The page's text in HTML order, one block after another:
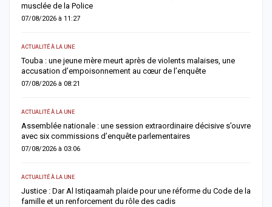
musclée de la Police
07/08/2026 à 11:27
ACTUALITÉ À LA UNE
Touba : une jeune mère meurt après de violents malaises, une
accusation d’empoisonnement au cœur de l’enquête
07/08/2026 à 08:21
ACTUALITÉ À LA UNE
Assemblée nationale : une session extraordinaire décisive s’ouvre
avec six commissions d’enquête parlementaires
07/08/2026 à 03:06
ACTUALITÉ À LA UNE
Justice : Dar Al Istiqaamah plaide pour une réforme du Code de la
famille et un renforcement du rôle des cadis